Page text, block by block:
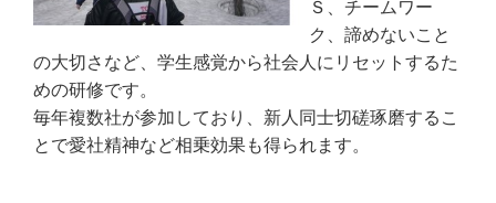
Ｓ、チームワー
ク、諦めないこと
の大切さなど、学生感覚から社会人にリセットするた
めの研修です。
毎年複数社が参加しており、新人同士切磋琢磨するこ
とで愛社精神など相乗効果も得られます。